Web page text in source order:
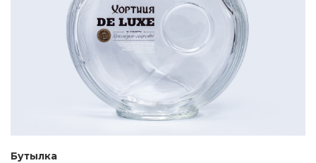
Бутылка